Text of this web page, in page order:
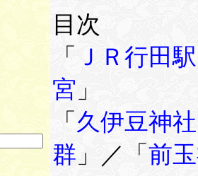
目次
「
ＪＲ行田駅
宮 」
「 久伊豆神社
群 」／「 前